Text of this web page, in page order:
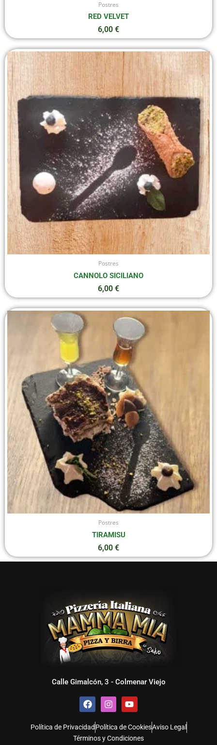
Postres
RED VELVET
6,00 €
Postres
CANNOLO SICILIANO
6,00 €
Postres
TIRAMISU
6,00 €
Calle Gimalcón, 3 - Colmenar Viejo
F
a
e
b
I
n
t
a
Y
o
t
u
Política de PrivacidadPolítica de CookiesAviso Legal
Términos y Condiciones